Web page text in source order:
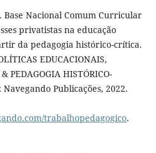
Base Nacional Comum Curricular
privatistas na educação
da pedagogia histórico-crítica.
EDUCACIONAIS,
PEDAGOGIA HISTÓRICO-
Publicações, 2022.
trabalhopedagogico.